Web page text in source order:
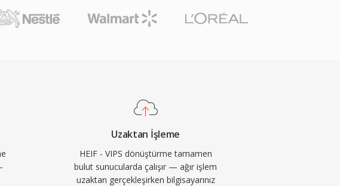
Uzaktan İşleme
HEIF - VIPS dönüştürme tamamen
bulut sunucularda çalışır — ağır işlem
uzaktan gerçekleşirken bilgisayarınız